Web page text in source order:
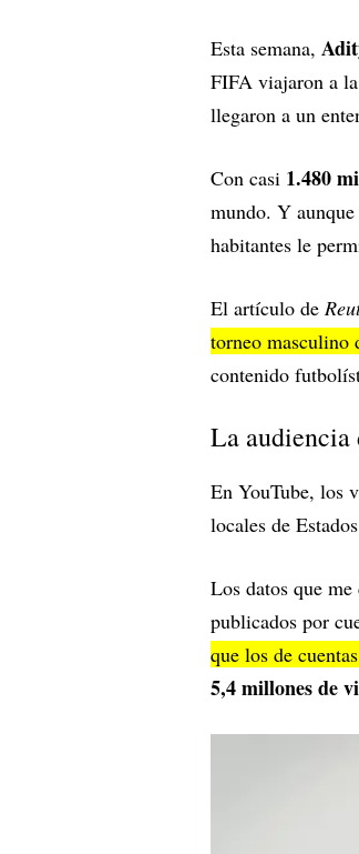
Esta semana,
FIFA viajaron a la
llegaron a un
Con casi 1.480
mundo. Y
habitantes le
El artículo de
torneo masculino
contenido
La
En YouTube, los
locales de
Los datos que
publicados por
que los de
5,4 millones de